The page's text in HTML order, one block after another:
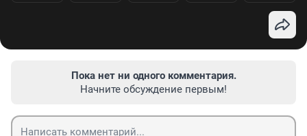
Пока нет ни одного комментария.
Начните обсуждение первым!